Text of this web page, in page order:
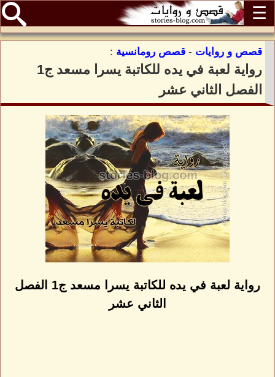
☰
قصص و روايات - قصص رومانسية :
رواية لعبة في يده للكاتبة يسرا مسعد ج1
الفصل الثاني عشر
رواية لعبة في يده للكاتبة يسرا مسعد ج1 الفصل
الثاني عشر